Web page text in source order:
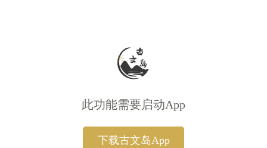
此功能需要启动App
下载古文岛App